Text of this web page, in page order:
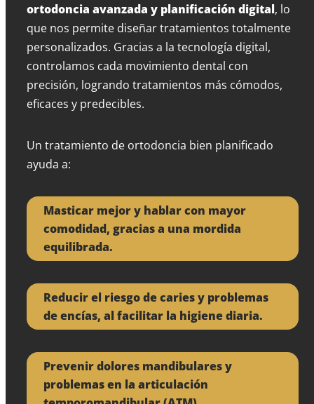
ortodoncia avanzada y planificación digital, lo
que nos permite diseñar tratamientos totalmente
personalizados. Gracias a la tecnología digital,
controlamos cada movimiento dental con
precisión, logrando tratamientos más cómodos,
eficaces y predecibles.
Un tratamiento de ortodoncia bien planificado
ayuda a:
Masticar mejor y hablar con mayor
comodidad, gracias a una mordida
equilibrada.
Reducir el riesgo de caries y problemas
de encías, al facilitar la higiene diaria.
Prevenir dolores mandibulares y
problemas en la articulación